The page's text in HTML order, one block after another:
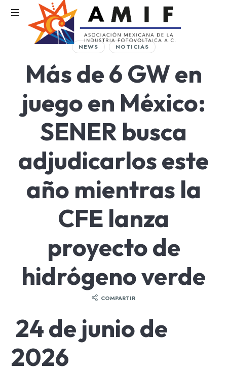
AMIF
Mexicana
de
Fotovoltaica
NEWS NOTICIAS
Más de 6 GW en
juego en México:
SENER busca
adjudicarlos este
año mientras la
CFE lanza
proyecto de
hidrógeno verde
COMPARTIR
24 de junio de
2026